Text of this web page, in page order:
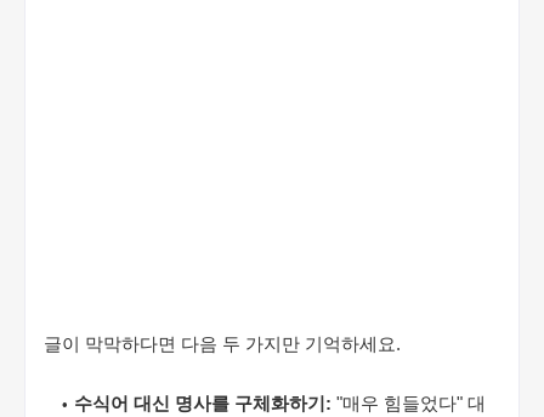
글이 막막하다면 다음 두 가지만 기억하세요.
수식어 대신 명사를 구체화하기: "매우 힘들었다" 대